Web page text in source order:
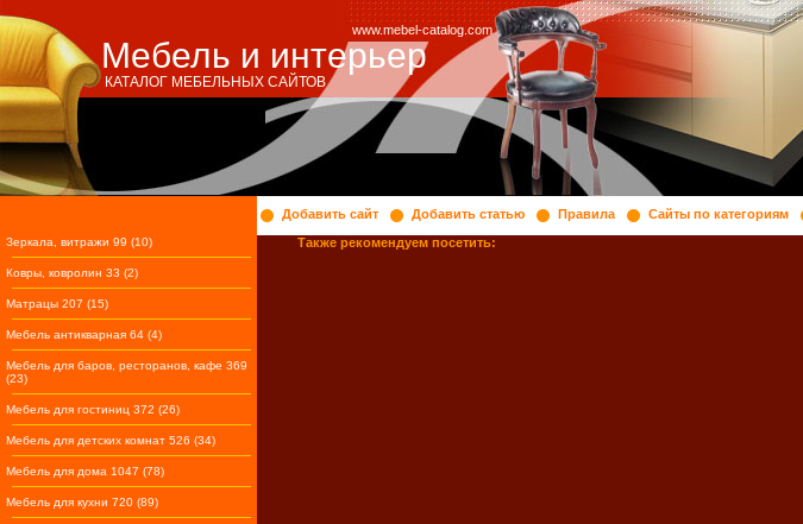
Мебель и интерьер
www.mebel-catalog.com
КАТАЛОГ МЕБЕЛЬНЫХ САЙТОВ
Зеркала, витражи 99 (10)
Ковры, ковролин 33 (2)
Матрацы 207 (15)
Мебель антикварная 64 (4)
Мебель для баров, ресторанов, кафе 369
(23)
Мебель для гостиниц 372 (26)
Мебель для детских комнат 526 (34)
Мебель для дома 1047 (78)
Мебель для кухни 720 (89)
Добавить сайт Добавить статью Правила Сайты по категориям
Также рекомендуем посетить: